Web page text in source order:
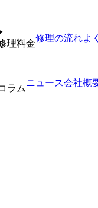
理料金
修理の流れよ
ラム
ニュース会社概